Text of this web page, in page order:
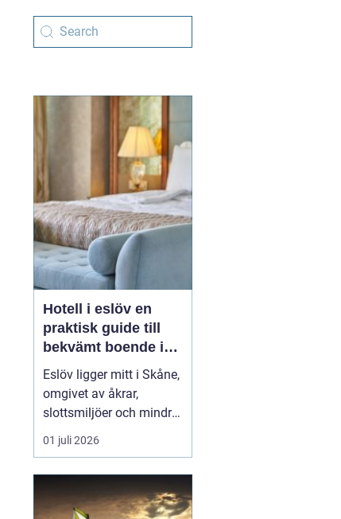
Hotell i eslöv en
praktisk guide till
bekvämt boende i
hjärtat av skåne
Eslöv ligger mitt i Skåne,
omgivet av åkrar,
slottsmiljöer och mindre
orter. Läget gör staden
till en smart bas för både
tåg når du snabbt Lund,
Malmö, Helsingborg och
01 juli 2026